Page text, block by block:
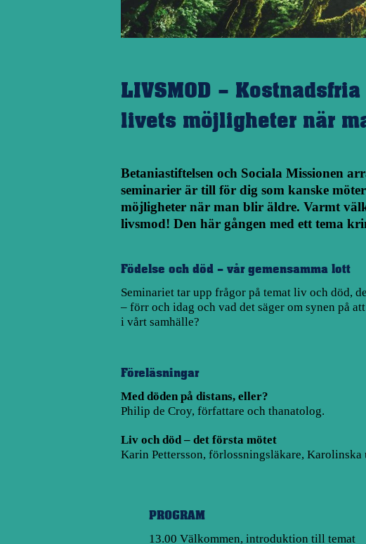
LIVSMOD –
livets möjligheter när
Betaniastiftelsen och Sociala Missionen
seminarier är till för dig som kanske
möjligheter när man blir äldre. Varmt
livsmod! Den här gången med ett tema
Födelse och död – vår gemensamma lott
Seminariet tar upp frågor på temat liv och död,
– förr och idag och vad det säger om synen på
i vårt samhälle?
Föreläsningar
Med döden på distans, eller?
Philip de Croy, författare och thanatolog.
Liv och död – det första mötet
Karin Pettersson, förlossningsläkare,
PROGRAM
13.00 Välkommen, introduktion till temat